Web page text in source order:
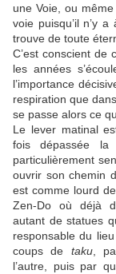
une Voie, ou
voie puisqu’il n’y
trouve de toute
C’est conscient de
les années
l’importance
respiration que
se passe alors ce
Le lever matinal
fois dépassée la
particulièrement
ouvrir son chemin
est comme lourd
Zen-Do où déjà
autant de statues
responsable du
coups de taku,
l’autre, puis par